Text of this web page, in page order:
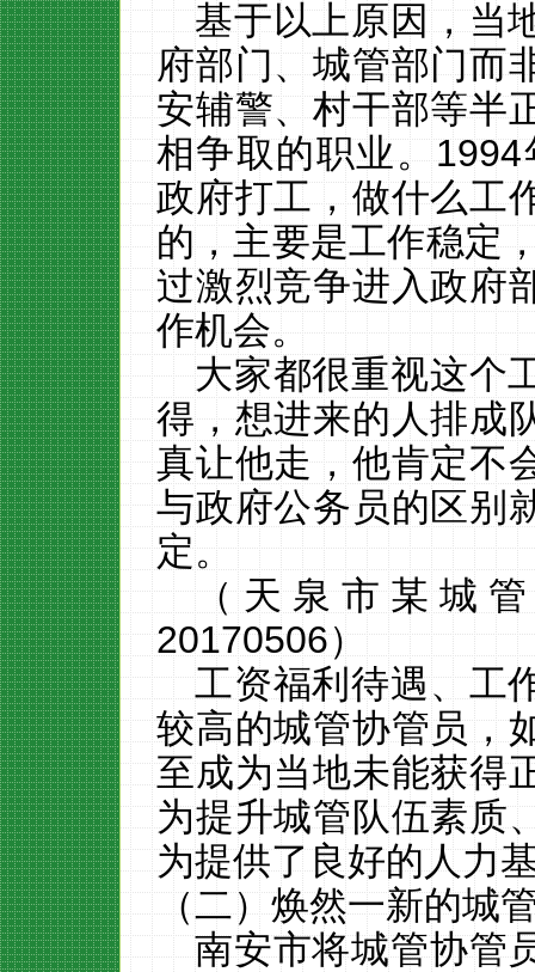
基于以上原因，当
府部门、城管部门而
安辅警、村干部等半
相争取的职业。1994
政府打工，做什么工
的，主要是工作稳定
过激烈竞争进入政府
作机会。
大家都很重视这个
得，想进来的人排成
真让他走，他肯定不
与政府公务员的区别
定。
（天泉市某城
20170506）
工资福利待遇、工
较高的城管协管员，
至成为当地未能获得
为提升城管队伍素质
为提供了良好的人力
（二）焕然一新的城
南安市将城管协管